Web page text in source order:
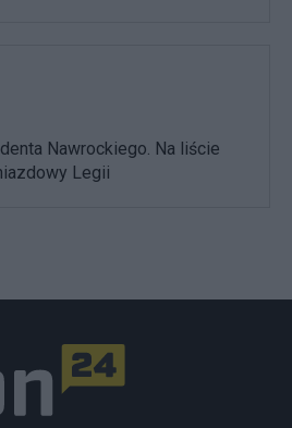
Nawrockiego. Na liście
Legii